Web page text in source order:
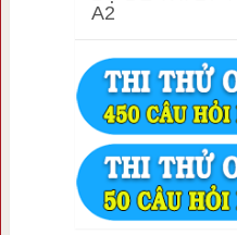
A2